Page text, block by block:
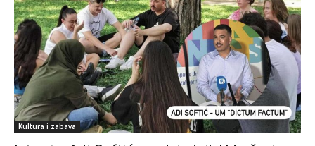
Kultura i zabava